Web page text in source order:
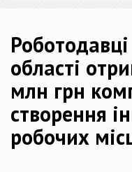
області
млн грн
створення
робочих